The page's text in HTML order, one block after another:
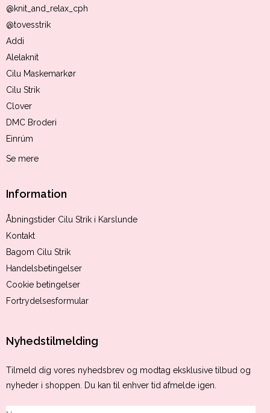
@knit_and_relax_cph
@tovesstrik
Addi
Alelaknit
Cilu Maskemarkør
Cilu Strik
Clover
DMC Broderi
Einrúm
Se mere
Information
Åbningstider Cilu Strik i Karslunde
Kontakt
Bagom Cilu Strik
Handelsbetingelser
Cookie betingelser
Fortrydelsesformular
Nyhedstilmelding
Tilmeld dig vores nyhedsbrev og modtag eksklusive tilbud og
nyheder i shoppen. Du kan til enhver tid afmelde igen.